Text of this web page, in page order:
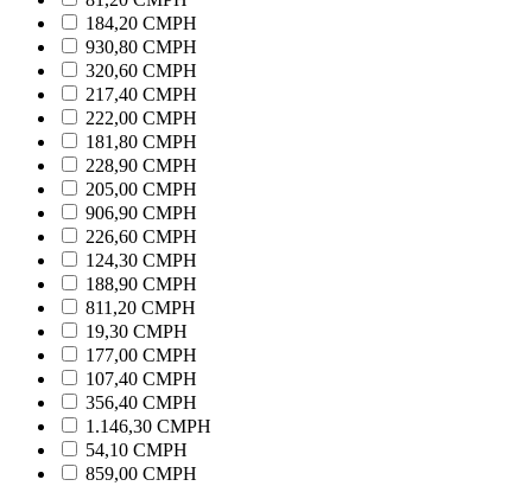
184,20 CMPH
930,80 CMPH
320,60 CMPH
217,40 CMPH
222,00 CMPH
181,80 CMPH
228,90 CMPH
205,00 CMPH
906,90 CMPH
226,60 CMPH
124,30 CMPH
188,90 CMPH
811,20 CMPH
19,30 CMPH
177,00 CMPH
107,40 CMPH
356,40 CMPH
1.146,30 CMPH
54,10 CMPH
859,00 CMPH